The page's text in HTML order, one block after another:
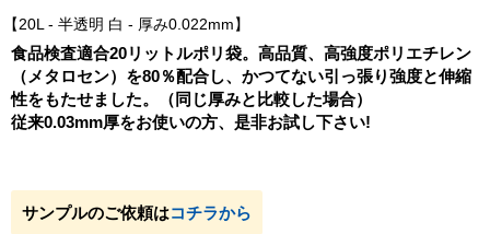
20L - 半透明 白 - 厚み0.022mm
食品検査適合20リットルポリ袋。高品質、高強度ポリエチレン
（メタロセン）を80％配合し、かつてない引っ張り強度と伸縮
性をもたせました。（同じ厚みと比較した場合）
従来0.03mm厚をお使いの方、是非お試し下さい!
サンプルのご依頼はコチラから